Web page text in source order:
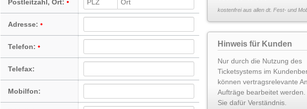
Postleitzahl, Ort:
Adresse:
Telefon:
Telefax:
Mobilfon:
kostenfrei aus allen dt. Fest- und
Hinweis für Kunden
Nur durch die Nutzung des
Ticketsystems im
können vertragsrelevante
Aufträge bearbeitet
Sie dafür Verständnis.